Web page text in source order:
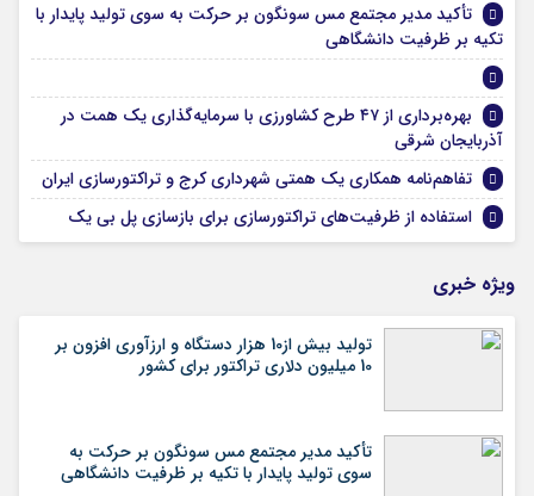
تأکید مدیر مجتمع مس سونگون بر حرکت به سوی تولید پایدار با
تکیه بر ظرفیت دانشگاهی
بهره‌برداری از ۴۷ طرح کشاورزی با سرمایه‌گذاری یک همت در
آذربایجان شرقی
تفاهم‌نامه همکاری یک همتی شهرداری کرج و تراکتورسازی ایران
استفاده از ظرفیت‌های تراکتورسازی برای بازسازی پل بی یک
ویژه خبری
تولید بیش از10 هزار دستگاه و ارزآوری افزون بر
10 میلیون دلاری تراکتور برای کشور
تأکید مدیر مجتمع مس سونگون بر حرکت به
سوی تولید پایدار با تکیه بر ظرفیت دانشگاهی